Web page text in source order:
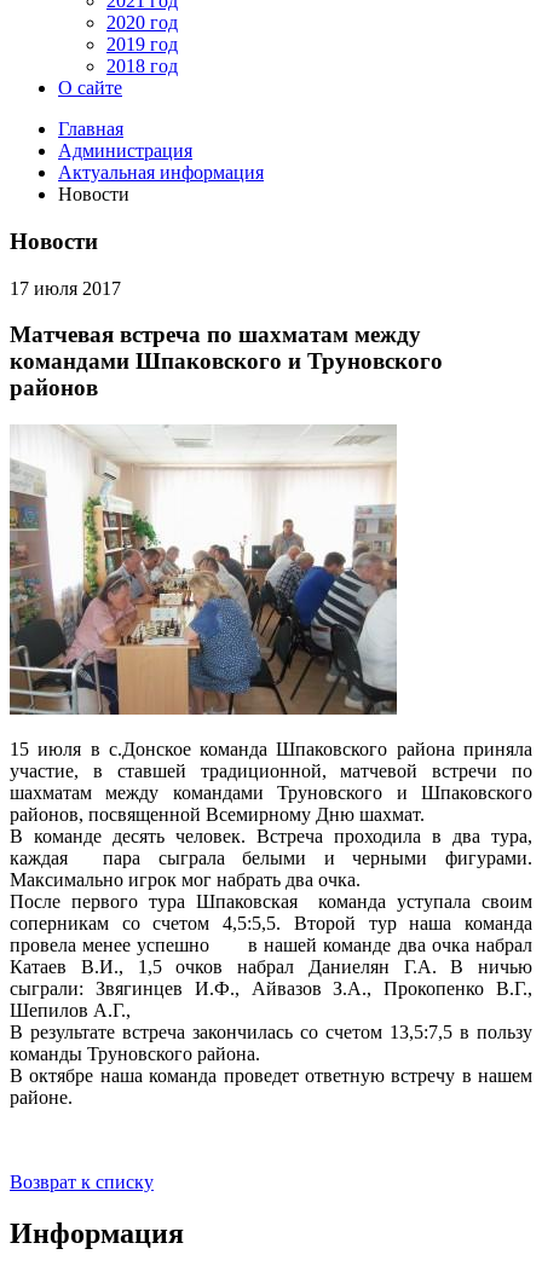
2020 год
2019 год
2018 год
О сайте
Главная
Администрация
Актуальная информация
Новости
Новости
17 июля 2017
Матчевая встреча по шахматам между
командами Шпаковского и Труновского
районов
15 июля в с.Донское команда Шпаковского района приняла
участие, в ставшей традиционной, матчевой встречи по
шахматам между командами Труновского и Шпаковского
районов, посвященной Всемирному Дню шахмат.
В команде десять человек. Встреча проходила в два тура,
каждая пара сыграла белыми и черными фигурами.
Максимально игрок мог набрать два очка.
После первого тура Шпаковская команда уступала своим
соперникам со счетом 4,5:5,5. Второй тур наша команда
провела менее успешно в нашей команде два очка набрал
Катаев В.И., 1,5 очков набрал Даниелян Г.А. В ничью
сыграли: Звягинцев И.Ф., Айвазов З.А., Прокопенко В.Г.,
Шепилов А.Г.,
В результате встреча закончилась со счетом 13,5:7,5 в пользу
команды Труновского района.
В октябре наша команда проведет ответную встречу в нашем
районе.
Возврат к списку
Информация